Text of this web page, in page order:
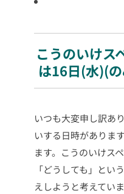
こうのいけス
は16日(水)(
いつも大変申し訳あ
いする日時がありま
ます。こうのいけス
「どうしても」とい
えしようと考えてい